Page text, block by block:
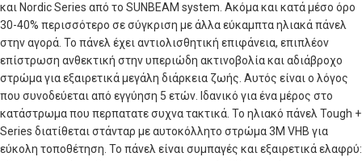
και Nordic Series από το SUNBEAM system. Ακόμα και κατά μέσο όρο
30-40% περισσότερο σε σύγκριση με άλλα εύκαμπτα ηλιακά πάνελ
στην αγορά. Το πάνελ έχει αντιολισθητική επιφάνεια, επιπλέον
επίστρωση ανθεκτική στην υπεριώδη ακτινοβολία και αδιάβροχο
στρώμα για εξαιρετικά μεγάλη διάρκεια ζωής. Αυτός είναι ο λόγος
που συνοδεύεται από εγγύηση 5 ετών. Ιδανικό για ένα μέρος στο
κατάστρωμα που περπατατε συχνα τακτικά. Το ηλιακό πάνελ Tough +
Series διατίθεται στάνταρ με αυτοκόλλητο στρώμα 3Μ VHB για
εύκολη τοποθέτηση. Το πάνελ είναι συμπαγές και εξαιρετικά ελαφρύ: